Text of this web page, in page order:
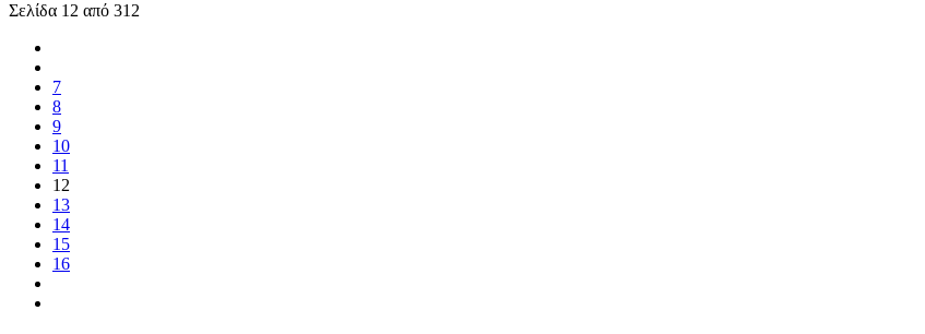
Σελίδα 12 από 312
7
8
9
10
11
12
13
14
15
16